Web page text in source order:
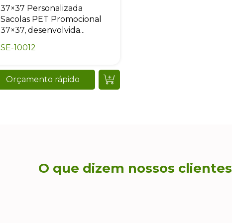
37×37 Personalizada
Sacolas PET Promocional
37×37, desenvolvida...
SE-10012
Orçamento rápido
O que dizem nossos clientes